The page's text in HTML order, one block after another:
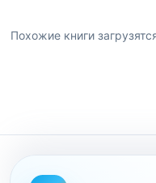
Похожие книги